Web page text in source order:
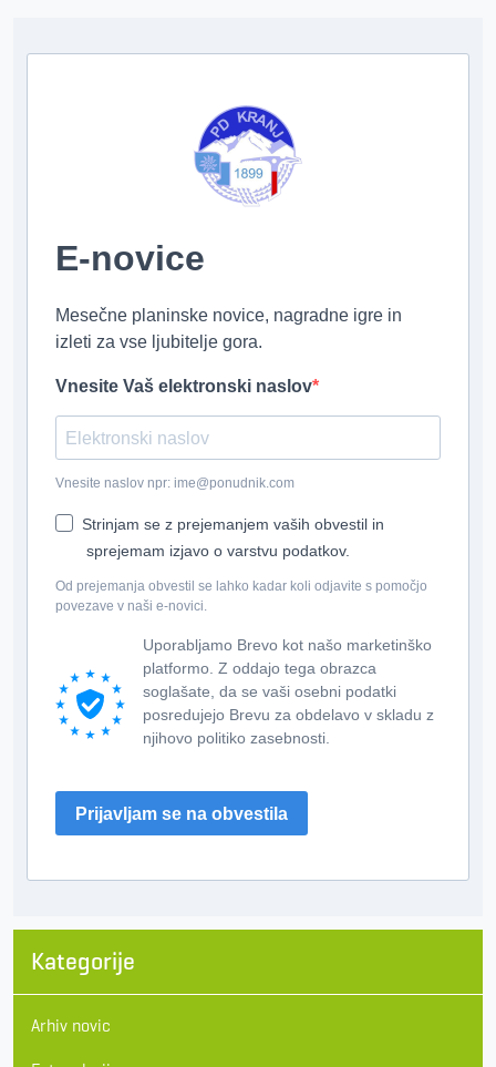
E-novice
Mesečne planinske novice, nagradne igre in
izleti za vse ljubitelje gora.
Vnesite Vaš elektronski naslov
Vnesite naslov npr: ime@ponudnik.com
Strinjam se z prejemanjem vaših obvestil in
sprejemam izjavo o varstvu podatkov.
Od prejemanja obvestil se lahko kadar koli odjavite s pomočjo
povezave v naši e-novici.
Uporabljamo Brevo kot našo marketinško
platformo. Z oddajo tega obrazca
soglašate, da se vaši osebni podatki
posredujejo Brevu za obdelavo v skladu z
njihovo politiko zasebnosti.
Prijavljam se na obvestila
Kategorije
Arhiv novic